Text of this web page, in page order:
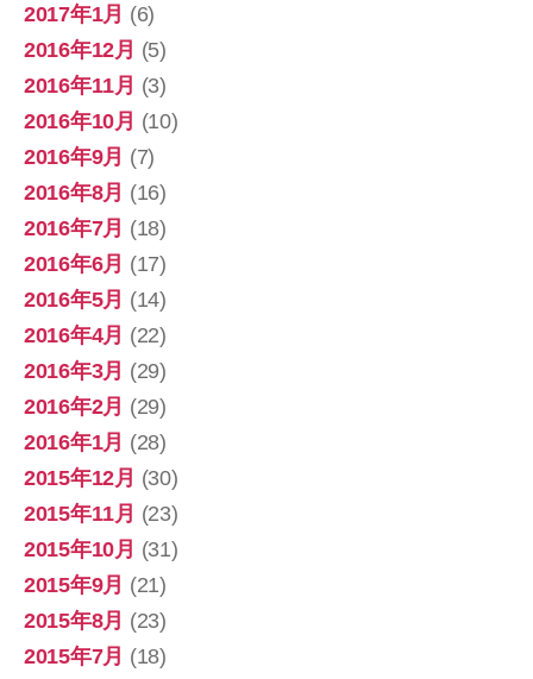
2017年1月 (6)
2016年12月 (5)
2016年11月 (3)
2016年10月 (10)
2016年9月 (7)
2016年8月 (16)
2016年7月 (18)
2016年6月 (17)
2016年5月 (14)
2016年4月 (22)
2016年3月 (29)
2016年2月 (29)
2016年1月 (28)
2015年12月 (30)
2015年11月 (23)
2015年10月 (31)
2015年9月 (21)
2015年8月 (23)
2015年7月 (18)